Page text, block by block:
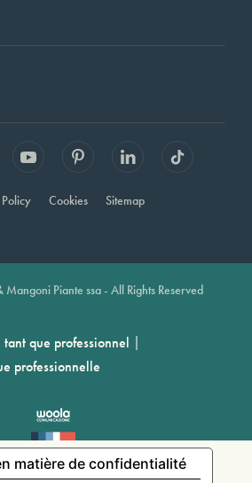
Cookies Sitemap
Piante ssa - All Rights Reserved
que professionnel |
professionnelle
matière de confidentialité